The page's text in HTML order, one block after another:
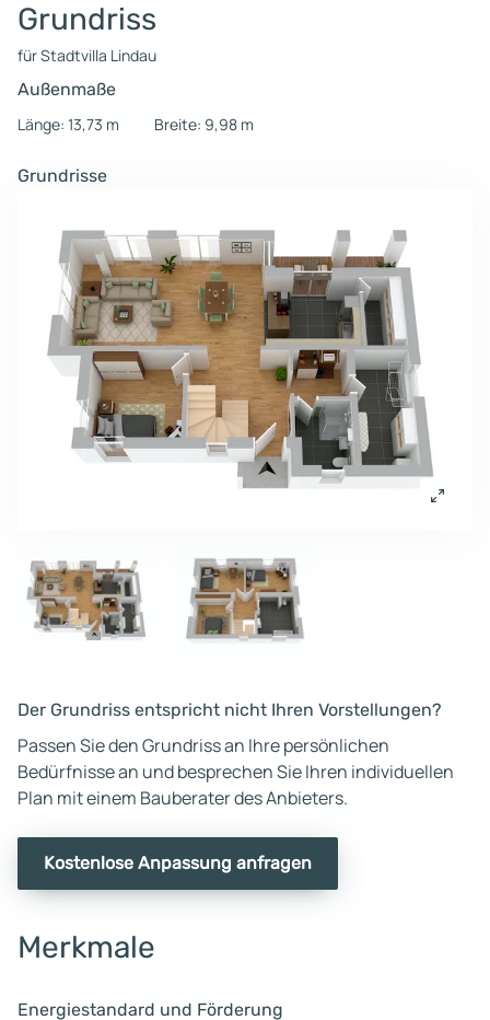
Grundriss
für Stadtvilla Lindau
Außenmaße
Länge: 13,73 m
Breite: 9,98 m
Grundrisse
Der Grundriss entspricht nicht Ihren Vorstellungen?
Passen Sie den Grundriss an Ihre persönlichen
Bedürfnisse an und besprechen Sie Ihren individuellen
Plan mit einem Bauberater des Anbieters.
Kostenlose Anpassung anfragen
Merkmale
Energiestandard und Förderung